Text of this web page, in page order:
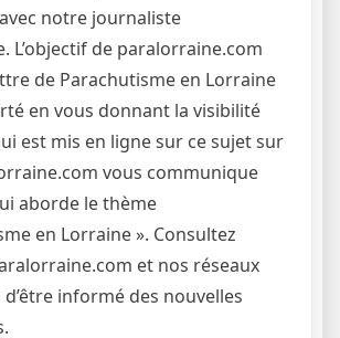
notre journaliste
L’objectif de paralorraine.com
de Parachutisme en Lorraine
en vous donnant la visibilité
est mis en ligne sur ce sujet sur
vous communique
aborde le thème
en Lorraine ». Consultez
et nos réseaux
informé des nouvelles